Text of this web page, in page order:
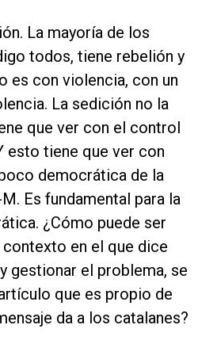
La mayoría de los
todos, tiene rebelión y
es con violencia, con un
La sedición no la
que ver con el control
esto tiene que ver con
democrática de la
Es fundamental para la
¿Cómo puede ser
contexto en el que dice
gestionar el problema, se
que es propio de
da a los catalanes?